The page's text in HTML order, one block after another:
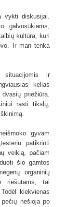
vykti diskusijai.
galvosūkiams,
kultūra, kuri
Ir man tenka
situacijomis ir
kelias
priežiūra.
rasti tikslų,
gyvam
patikrinti
veiklą, pačiam
šio gamtos
organinių
riešutams, tai
kiekvienas
nešioja po